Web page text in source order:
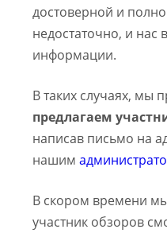
достоверной и
недостаточно, и нас
информации.
В таких случаях, мы
предлагаем
написав письмо на
нашим
В скором времени
участник обзоров